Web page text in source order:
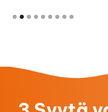
Slide 2 of 9.